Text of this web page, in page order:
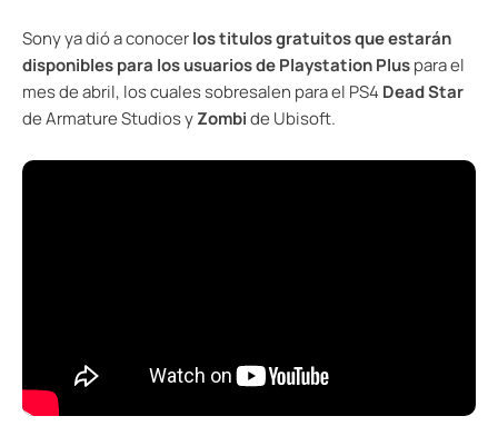
Sony ya dió a conocerlos titulos gratuitos que estarán
disponibles para los usuarios de Playstation Pluspara el
mes de abril, los cuales sobresalen para el PS4 Dead Star
de Armature Studios yZombide Ubisoft.